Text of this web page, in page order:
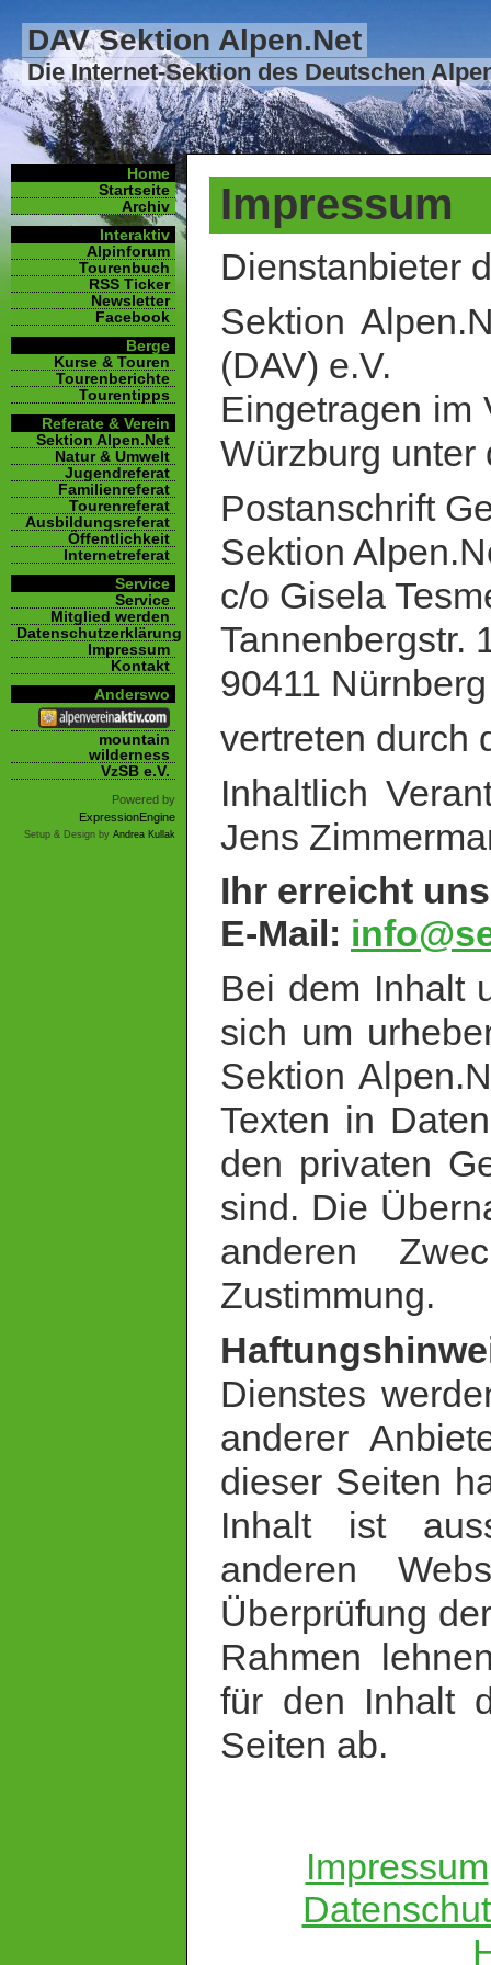
DAV Sektion Alpen.Net
Die Internet-Sektion des Deutschen
Impressum
Dienstanbieter
Sektion
(DAV) e.V.
Eingetragen im
Würzburg unter
Postanschrift
Sektion
c/o Gisela
Tannenbergstr.
90411 Nürnberg
vertreten durch
Inhaltlich
Jens
Ihr erreicht
E-Mail:
Bei dem Inhalt
sich um
Sektion
Texten in
den privaten
sind. Die
anderen
Zustimmung.
Dienstes
anderer
dieser Seiten
Inhalt ist
anderen
Überprüfung
Rahmen
für den Inhalt
Seiten ab.
Impressum
Home
Startseite
Archiv
Interaktiv
Alpinforum
Tourenbuch
RSS Ticker
Newsletter
Facebook
Berge
Kurse & Touren
Tourenberichte
Tourentipps
Referate & Verein
Sektion Alpen.Net
Natur & Umwelt
Jugendreferat
Familienreferat
Tourenreferat
Ausbildungsreferat
Öffentlichkeit
Internetreferat
Service
Service
Mitglied werden
Datenschutzerklärung
Impressum
Kontakt
Anderswo
mountain
wilderness
VzSB e.V.
Powered by
ExpressionEngine
Setup & Design by Andrea Kullak